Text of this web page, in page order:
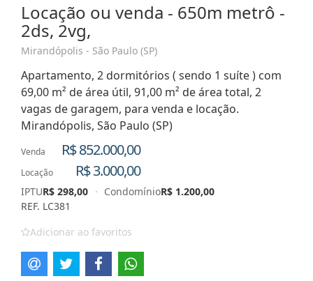
Locação ou venda - 650m metrô -
2ds, 2vg,
Mirandópolis - São Paulo (SP)
Apartamento, 2 dormitórios ( sendo 1 suíte ) com
69,00 m² de área útil, 91,00 m² de área total, 2
vagas de garagem, para venda e locação.
Mirandópolis, São Paulo (SP)
Venda R$ 852.000,00
Locação R$ 3.000,00
IPTUR$ 298,00 · CondomínioR$ 1.200,00
REF. LC381
Adicionar ao favoritos